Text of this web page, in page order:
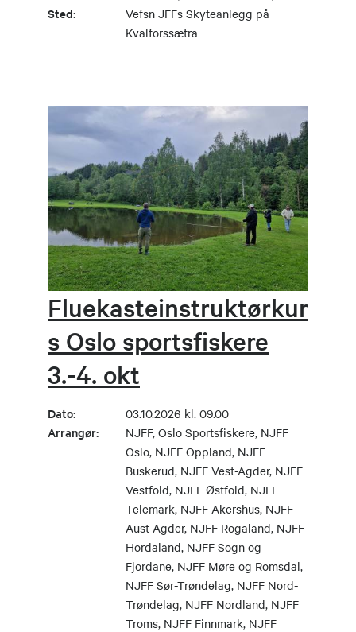
Sted:
Vefsn JFFs Skyteanlegg på
Kvalforssætra
Fluekasteinstruktørkur
s Oslo sportsfiskere
3.-4. okt
Dato: 03.10.2026 kl. 09.00
Arrangør:
NJFF, Oslo Sportsfiskere, NJFF
Oslo, NJFF Oppland, NJFF
Buskerud, NJFF Vest-Agder, NJFF
Vestfold, NJFF Østfold, NJFF
Telemark, NJFF Akershus, NJFF
Aust-Agder, NJFF Rogaland, NJFF
Hordaland, NJFF Sogn og
Fjordane, NJFF Møre og Romsdal,
NJFF Sør-Trøndelag, NJFF Nord-
Trøndelag, NJFF Nordland, NJFF
Troms, NJFF Finnmark, NJFF